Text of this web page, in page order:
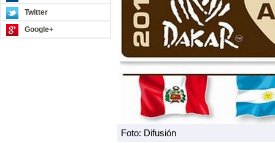
Twitter
Google+
Foto: Difusión